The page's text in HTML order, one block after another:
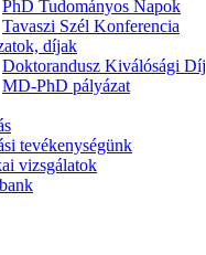
PhD Tudományos Napok
Tavaszi Szél Konferencia
díjak
Doktorandusz Kiválósági Díj
MD-PhD pályázat
tevékenységünk
vizsgálatok